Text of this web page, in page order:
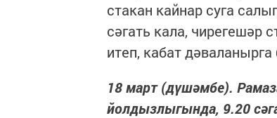
стакан кайнар суга
сәгать кала, чирегешәр
итеп, кабат дәваланырга
18 март (дүшәмбе).
йолдызлыгында, 9.20